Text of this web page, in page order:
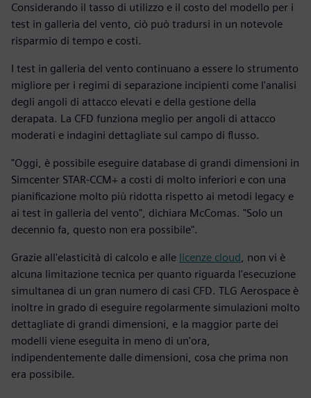
Considerando il tasso di utilizzo e il costo del modello per i
test in galleria del vento, ciò può tradursi in un notevole
risparmio di tempo e costi.
I test in galleria del vento continuano a essere lo strumento
migliore per i regimi di separazione incipienti come l'analisi
degli angoli di attacco elevati e della gestione della
derapata. La CFD funziona meglio per angoli di attacco
moderati e indagini dettagliate sul campo di flusso.
"Oggi, è possibile eseguire database di grandi dimensioni in
Simcenter STAR-CCM+ a costi di molto inferiori e con una
pianificazione molto più ridotta rispetto ai metodi legacy e
ai test in galleria del vento", dichiara McComas. "Solo un
decennio fa, questo non era possibile".
Grazie all'elasticità di calcolo e alle licenze cloud, non vi è
alcuna limitazione tecnica per quanto riguarda l'esecuzione
simultanea di un gran numero di casi CFD. TLG Aerospace è
inoltre in grado di eseguire regolarmente simulazioni molto
dettagliate di grandi dimensioni, e la maggior parte dei
modelli viene eseguita in meno di un'ora,
indipendentemente dalle dimensioni, cosa che prima non
era possibile.